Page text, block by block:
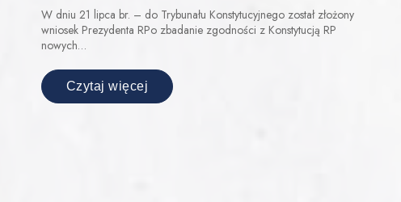
W dniu 21 lipca br. – do Trybunału Konstytucyjnego został złożony
wniosek Prezydenta RPo zbadanie zgodności z Konstytucją RP
nowych…
Czytaj więcej